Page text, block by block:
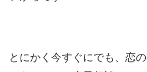
とにかく今すぐにでも、恋